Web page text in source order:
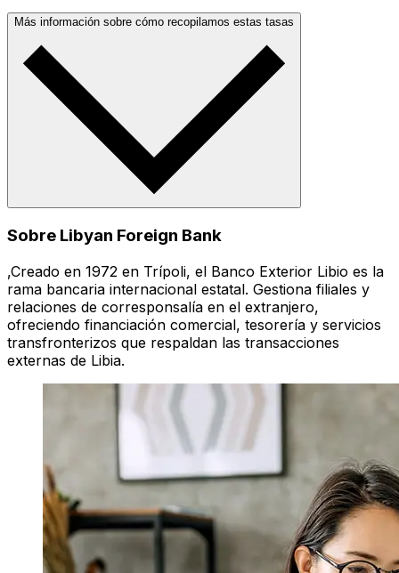
Más información sobre cómo recopilamos estas tasas
Sobre Libyan Foreign Bank
,Creado en 1972 en Trípoli, el Banco Exterior Libio es la
rama bancaria internacional estatal. Gestiona filiales y
relaciones de corresponsalía en el extranjero,
ofreciendo financiación comercial, tesorería y servicios
transfronterizos que respaldan las transacciones
externas de Libia.